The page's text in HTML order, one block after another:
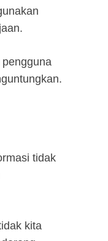
tidak
kita